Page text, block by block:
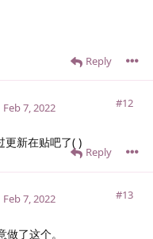
Reply
#12
Feb 7, 2022
更新在贴吧了( )
Reply
#13
Feb 7, 2022
了这个。